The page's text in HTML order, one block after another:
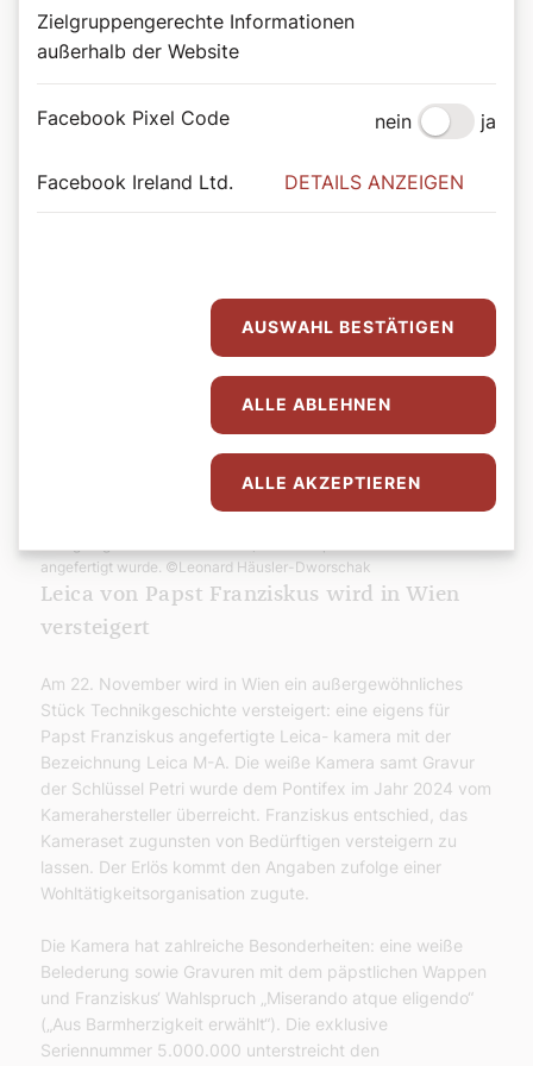
angefertigt wurde. ©Leonard Häusler-Dworschak
Leica von Papst Franziskus wird in Wien
versteigert
Am 22. November wird in Wien ein außergewöhnliches
Stück Technikgeschichte versteigert: eine eigens für
Papst Franziskus angefertigte Leica- kamera mit der
Bezeichnung Leica M-A. Die weiße Kamera samt Gravur
der Schlüssel Petri wurde dem Pontifex im Jahr 2024 vom
Kamerahersteller überreicht. Franziskus entschied, das
Kameraset zugunsten von Bedürftigen versteigern zu
lassen. Der Erlös kommt den Angaben zufolge einer
Wohltätigkeitsorganisation zugute.
Die Kamera hat zahlreiche Besonderheiten: eine weiße
Belederung sowie Gravuren mit dem päpstlichen Wappen
und Franziskus‘ Wahlspruch „Miserando atque eligendo“
(„Aus Barmherzigkeit erwählt“). Die exklusive
Seriennummer 5.000.000 unterstreicht den
Zielgruppengerechte Informationen
außerhalb der Website
Facebook Pixel Code nein ja
Facebook Ireland Ltd. DETAILS ANZEIGEN
AUSWAHL BESTÄTIGEN
ALLE ABLEHNEN
ALLE AKZEPTIEREN